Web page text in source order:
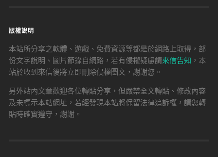
版權說明
本站所分享之軟體、遊戲、免費資源等都是於網路上取得，部
份文字說明、圖片節錄自網路，若有侵權疑慮請來信告知 ，本
站於收到來信後將立即刪除侵權圖文，謝謝您。
另外站內文章歡迎各位轉貼分享，但嚴禁全文轉貼、修改內容
及未標示本站網址，若經發現本站將保留法律追訴權，請您轉
貼時確實遵守，謝謝。